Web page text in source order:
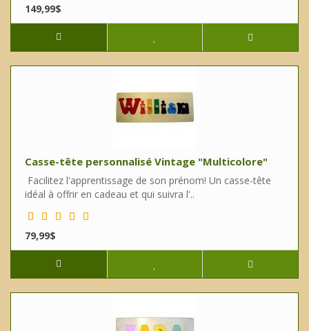
149,99$
Casse-tête personnalisé Vintage "Multicolore"
Facilitez l'apprentissage de son prénom! Un casse-tête
idéal à offrir en cadeau et qui suivra l'..
79,99$